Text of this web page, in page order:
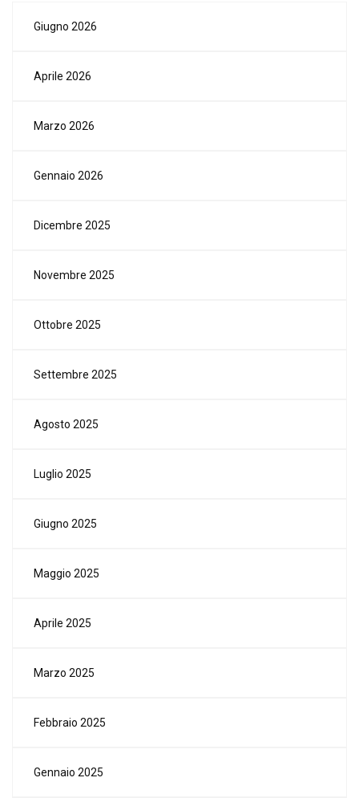
Giugno 2026
Aprile 2026
Marzo 2026
Gennaio 2026
Dicembre 2025
Novembre 2025
Ottobre 2025
Settembre 2025
Agosto 2025
Luglio 2025
Giugno 2025
Maggio 2025
Aprile 2025
Marzo 2025
Febbraio 2025
Gennaio 2025